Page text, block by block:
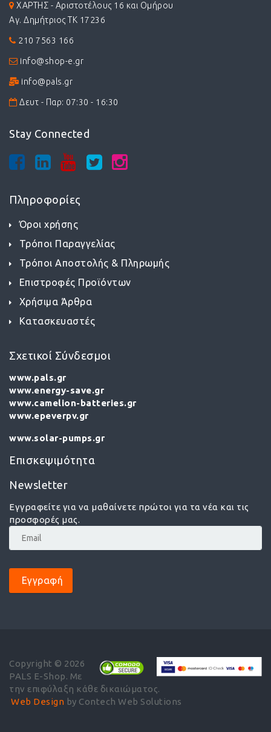
ΧΑΡΤΗΣ - Αριστοτέλους 16 και Ομήρου
Αγ. Δημήτριος ΤΚ 17236
210 7563 166
info@shop-e.gr
info@pals.gr
Δευτ - Παρ: 07:30 - 16:30
Stay Connected
Πληροφορίες
Όροι χρήσης
Τρόποι Παραγγελίας
Τρόποι Αποστολής & Πληρωμής
Επιστροφές Προϊόντων
Χρήσιμα Άρθρα
Κατασκευαστές
Σχετικοί Σύνδεσμοι
www.pals.gr
www.energy-save.gr
www.camelion-batteries.gr
www.epeverpv.gr
www.solar-pumps.gr
Επισκεψιμότητα
Newsletter
Εγγραφείτε για να μαθαίνετε πρώτοι για τα νέα και τις
προσφορές μας.
Εγγραφή
Copyright © 2026
PALS E-Shop. Με
την επιφύλαξη κάθε δικαιώματος.
Web Design by Contech Web Solutions